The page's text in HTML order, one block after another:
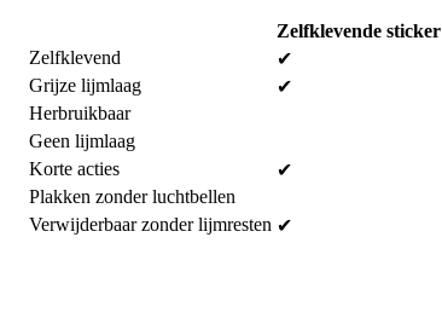
Zelfklevende sticker
Zelfklevend
✔
Grijze lijmlaag
✔
Herbruikbaar
Geen lijmlaag
Korte acties
✔
Plakken zonder luchtbellen
Verwijderbaar zonder lijmresten ✔